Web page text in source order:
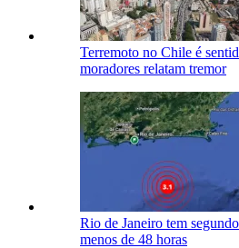
Terremoto no Chile é
moradores relatam tremor
Rio de Janeiro tem
menos de 48 horas